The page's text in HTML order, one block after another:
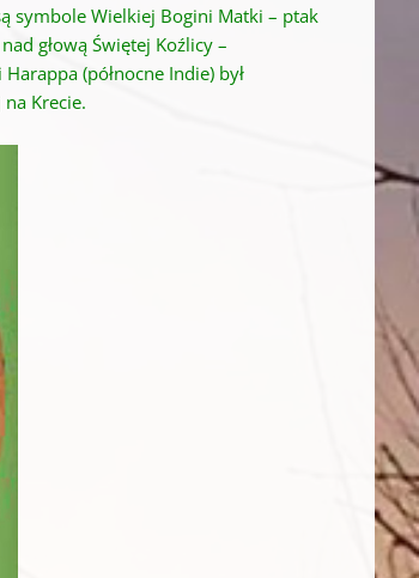
symbole Wielkiej Bogini Matki – ptak
głową Świętej Koźlicy –
(północne Indie) był
Krecie.